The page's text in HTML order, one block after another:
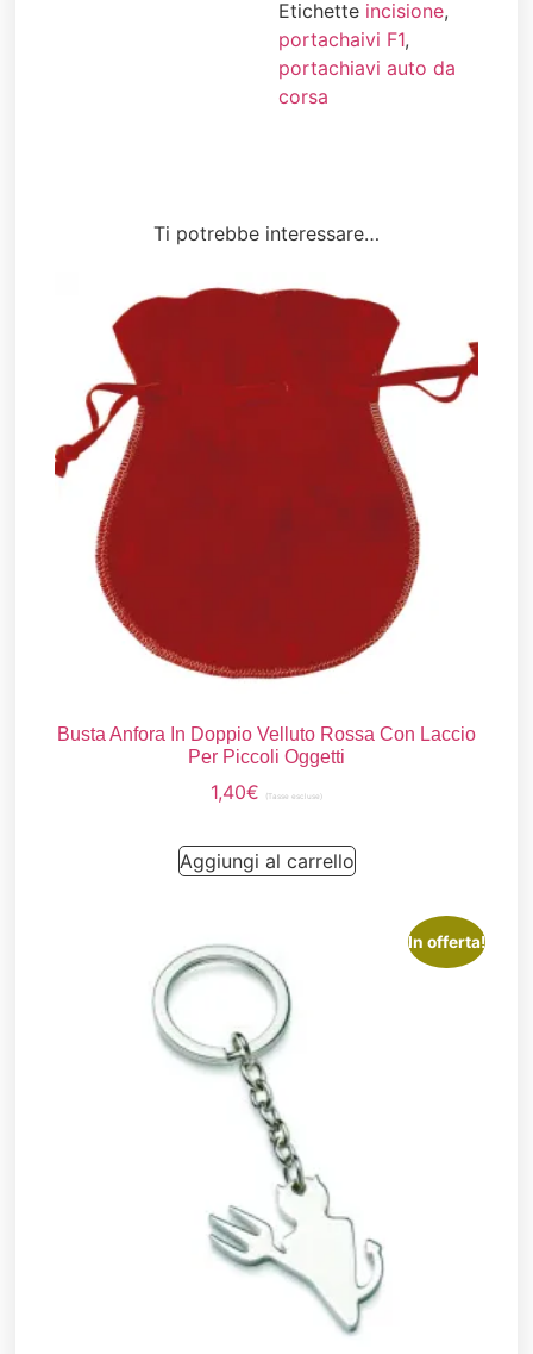
Etichette incisione,
portachaivi F1,
portachiavi auto da
corsa
Ti potrebbe interessare…
Busta Anfora In Doppio Velluto Rossa Con Laccio
Per Piccoli Oggetti
1,40€ (Tasse escluse)
Aggiungi al carrello
In offerta!